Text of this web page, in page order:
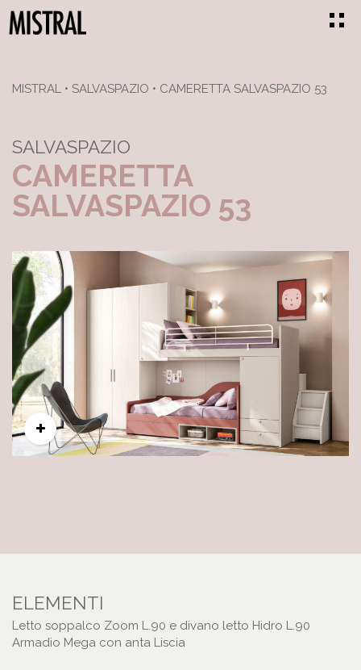
MISTRAL • SALVASPAZIO • CAMERETTA SALVASPAZIO 53
SALVASPAZIO
CAMERETTA
SALVASPAZIO 53
ELEMENTI
Letto soppalco Zoom L.90 e divano letto Hidro L.90
Armadio Mega con anta Liscia